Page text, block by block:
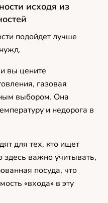
исходя из
подойдет лучше
и вы цените
газовая
выбором. Она
и недорога в
для тех, кто ищет
здесь важно учитывать,
посуда, что
«входа» в эту